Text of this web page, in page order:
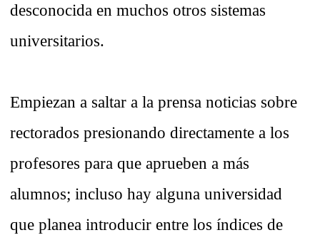
desconocida en muchos otros sistemas
universitarios.
Empiezan a saltar a la prensa noticias sobre
rectorados presionando directamente a los
profesores para que aprueben a más
alumnos; incluso hay alguna universidad
que planea introducir entre los índices de